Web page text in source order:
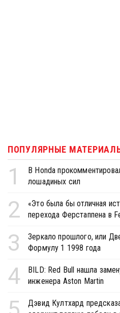
ПОПУЛЯРНЫЕ
1
В Honda
лошадиных сил
2
«Это была бы отличная
перехода Ферстаппена в
3
Зеркало прошлого, или
Формулу 1 1998 года
4
BILD: Red Bull нашла
инженера Aston Martin
Дэвид Култхард